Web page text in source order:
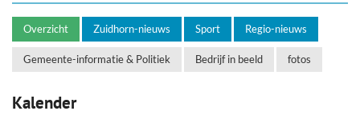
Overzicht Zuidhorn-nieuws Sport Regio-nieuws
Gemeente-informatie & Politiek Bedrijf in beeld fotos
Kalender